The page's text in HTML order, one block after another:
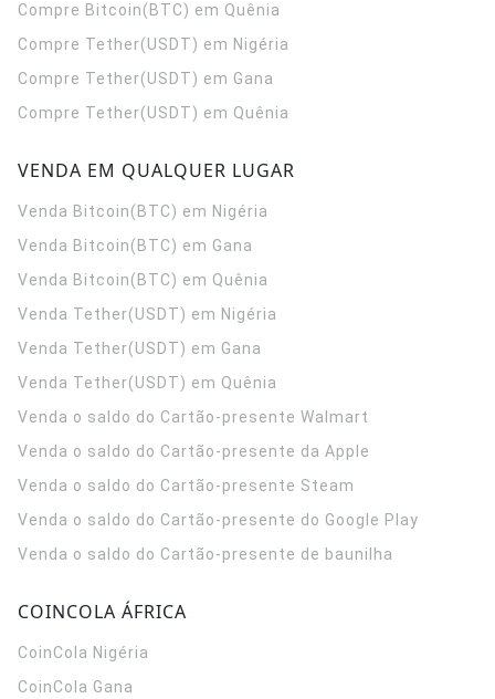
Compre Bitcoin(BTC) em Quênia
Compre Tether(USDT) em Nigéria
Compre Tether(USDT) em Gana
Compre Tether(USDT) em Quênia
VENDA EM QUALQUER LUGAR
Venda Bitcoin(BTC) em Nigéria
Venda Bitcoin(BTC) em Gana
Venda Bitcoin(BTC) em Quênia
Venda Tether(USDT) em Nigéria
Venda Tether(USDT) em Gana
Venda Tether(USDT) em Quênia
Venda o saldo do Cartão-presente Walmart
Venda o saldo do Cartão-presente da Apple
Venda o saldo do Cartão-presente Steam
Venda o saldo do Cartão-presente do Google Play
Venda o saldo do Cartão-presente de baunilha
COINCOLA ÁFRICA
CoinCola Nigéria
CoinCola Gana